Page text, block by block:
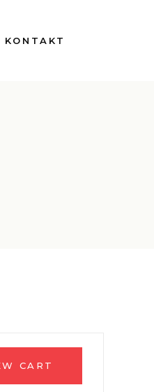
KONTAKT
CART